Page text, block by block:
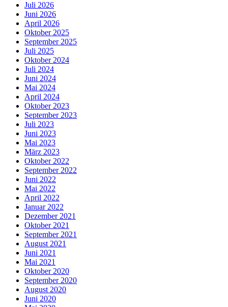
Juli 2026
Juni 2026
April 2026
Oktober 2025
September 2025
Juli 2025
Oktober 2024
Juli 2024
Juni 2024
Mai 2024
April 2024
Oktober 2023
September 2023
Juli 2023
Juni 2023
Mai 2023
März 2023
Oktober 2022
September 2022
Juni 2022
Mai 2022
April 2022
Januar 2022
Dezember 2021
Oktober 2021
September 2021
August 2021
Juni 2021
Mai 2021
Oktober 2020
September 2020
August 2020
Juni 2020